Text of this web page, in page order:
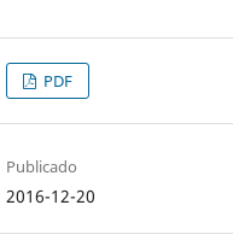
PDF
Publicado
2016-12-20